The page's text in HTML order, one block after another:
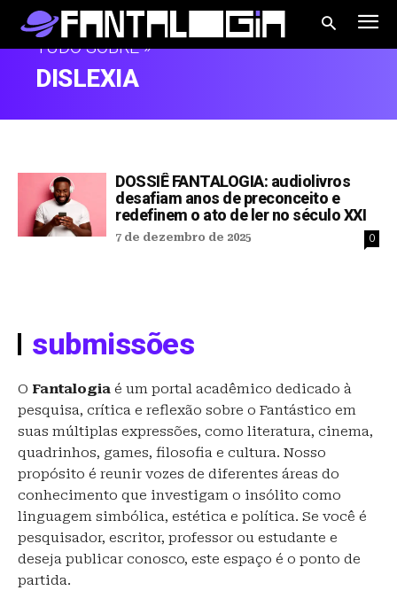
TUDO SOBRE »
DISLEXIA
DOSSIÊ FANTALOGIA: audiolivros
desafiam anos de preconceito e
redefinem o ato de ler no século XXI
7 de dezembro de 2025 0
submissões
O Fantalogia é um portal acadêmico dedicado à
pesquisa, crítica e reflexão sobre o Fantástico em
suas múltiplas expressões, como literatura, cinema,
quadrinhos, games, filosofia e cultura. Nosso
propósito é reunir vozes de diferentes áreas do
conhecimento que investigam o insólito como
linguagem simbólica, estética e política. Se você é
pesquisador, escritor, professor ou estudante e
deseja publicar conosco, este espaço é o ponto de
partida.